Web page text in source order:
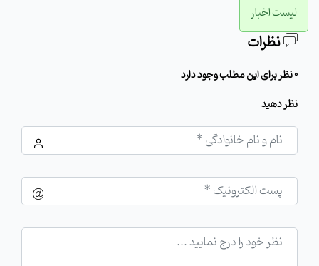
لیست اخبار
نظرات
0 نظر برای این مطلب وجود دارد
نظر دهید